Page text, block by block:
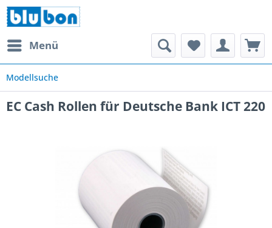
Menü
Modellsuche
EC Cash Rollen für Deutsche Bank ICT 220